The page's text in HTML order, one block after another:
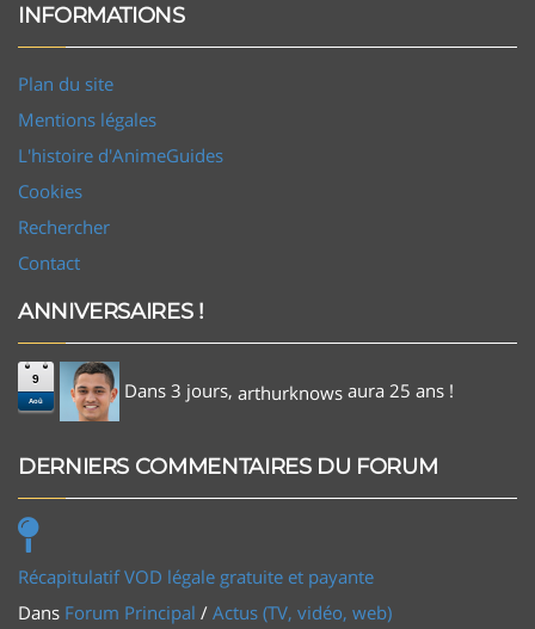
INFORMATIONS
Plan du site
Mentions légales
L'histoire d'AnimeGuides
Cookies
Rechercher
Contact
ANNIVERSAIRES !
9
Aoû Dans 3 jours, arthurknows aura 25 ans !
DERNIERS COMMENTAIRES DU FORUM
Récapitulatif VOD légale gratuite et payante
Dans Forum Principal / Actus (TV, vidéo, web)